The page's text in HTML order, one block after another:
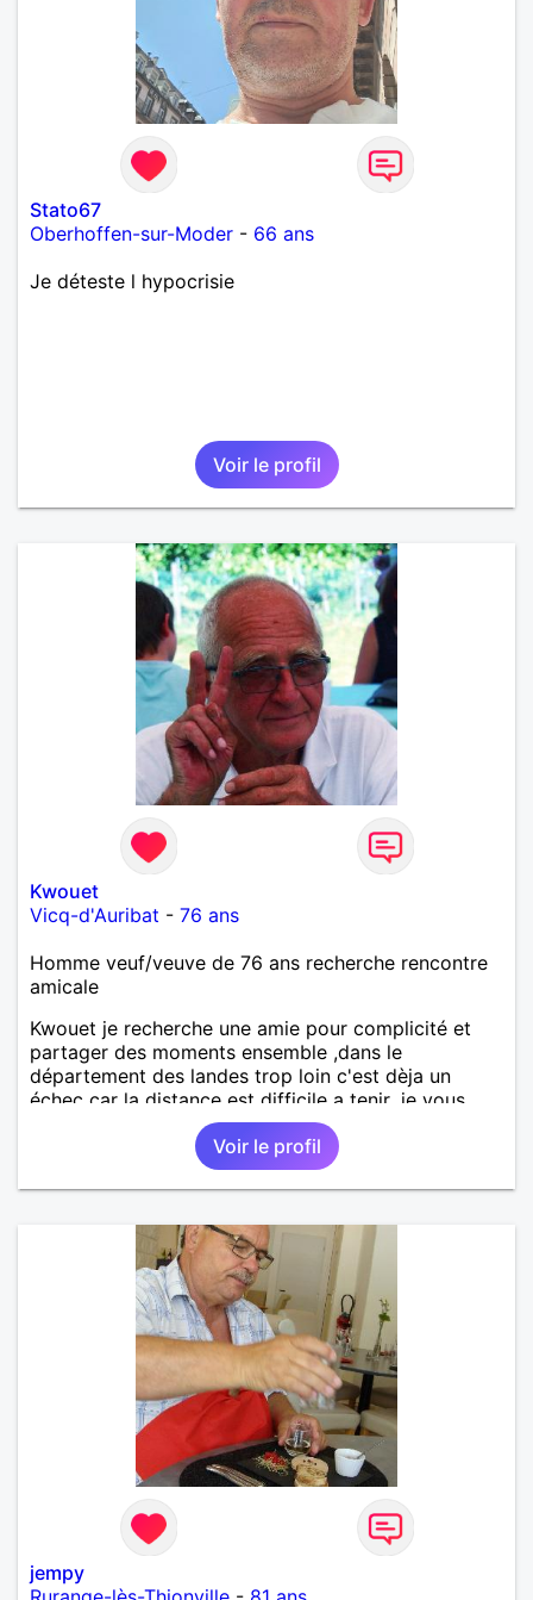
Stato67
Oberhoffen-sur-Moder - 66 ans
Je déteste l hypocrisie
Voir le profil
Kwouet
Vicq-d'Auribat - 76 ans
Homme veuf/veuve de 76 ans recherche rencontre
amicale
Kwouet je recherche une amie pour complicité et
partager des moments ensemble ,dans le
département des landes trop loin c'est dèja un
échec car la distance est difficile a tenir ,je vous
remercie par avance bonne journée ,
Voir le profil
jempy